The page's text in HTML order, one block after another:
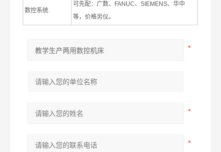
数控系统
可先配：广数、FANUC、SIEMENS、华中
等，价格另仪。